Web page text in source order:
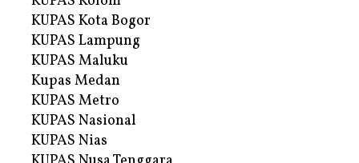
KUPAS Kota Bogor
KUPAS Lampung
KUPAS Maluku
Kupas Medan
KUPAS Metro
KUPAS Nasional
KUPAS Nias